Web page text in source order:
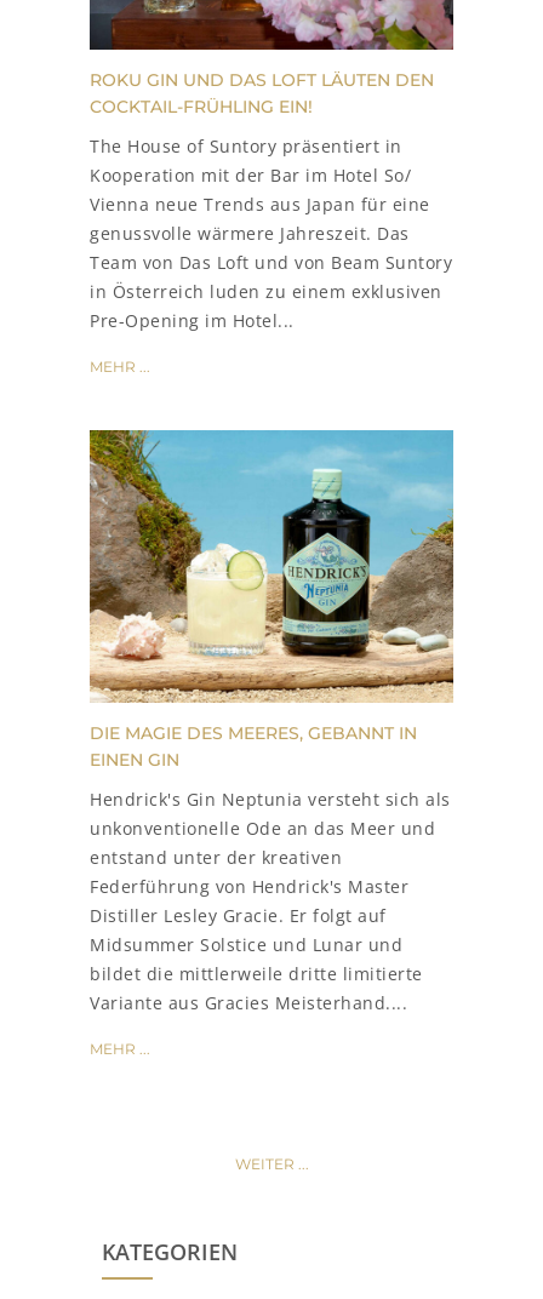
ROKU GIN UND DAS LOFT LÄUTEN DEN
COCKTAIL-FRÜHLING EIN!
The House of Suntory präsentiert in
Kooperation mit der Bar im Hotel So/
Vienna neue Trends aus Japan für eine
genussvolle wärmere Jahreszeit. Das
Team von Das Loft und von Beam Suntory
in Österreich luden zu einem exklusiven
Pre-Opening im Hotel...
MEHR ...
DIE MAGIE DES MEERES, GEBANNT IN
EINEN GIN
Hendrick's Gin Neptunia versteht sich als
unkonventionelle Ode an das Meer und
entstand unter der kreativen
Federführung von Hendrick's Master
Distiller Lesley Gracie. Er folgt auf
Midsummer Solstice und Lunar und
bildet die mittlerweile dritte limitierte
Variante aus Gracies Meisterhand....
MEHR ...
WEITER ...
KATEGORIEN